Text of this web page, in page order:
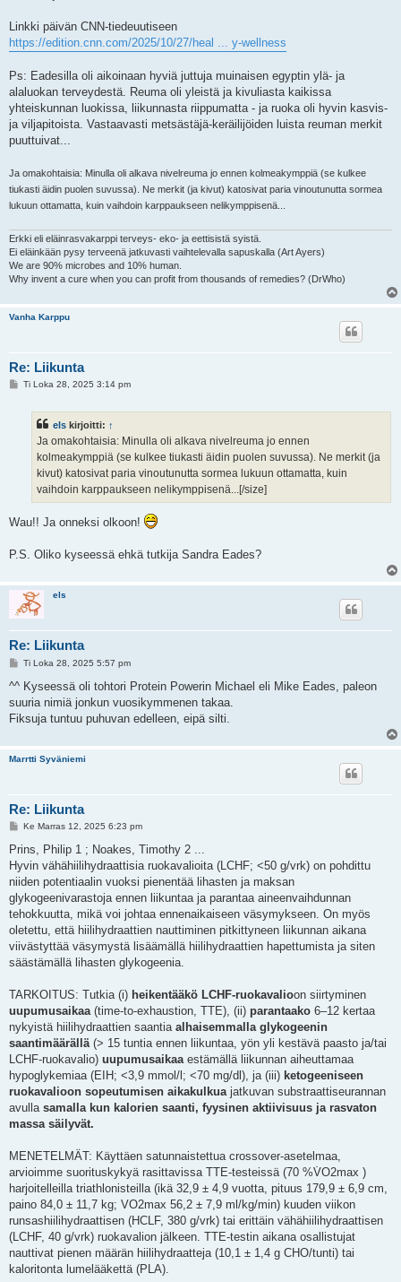
Linkki päivän CNN-tiedeuutiseen
https://edition.cnn.com/2025/10/27/heal ... y-wellness
Ps: Eadesilla oli aikoinaan hyviä juttuja muinaisen egyptin ylä- ja
alaluokan terveydestä. Reuma oli yleistä ja kivuliasta kaikissa
yhteiskunnan luokissa, liikunnasta riippumatta - ja ruoka oli hyvin kasvis-
ja viljapitoista. Vastaavasti metsästäjä-keräilijöiden luista reuman merkit
puuttuivat...
Ja omakohtaisia: Minulla oli alkava nivelreuma jo ennen kolmeakymppiä (se kulkee
tiukasti äidin puolen suvussa). Ne merkit (ja kivut) katosivat paria vinoutunutta sormea
lukuun ottamatta, kuin vaihdoin karppaukseen nelikymppisenä...
Erkki eli eläinrasvakarppi terveys- eko- ja eettisistä syistä.
Ei eläinkään pysy terveenä jatkuvasti vaihtelevalla sapuskalla (Art Ayers)
We are 90% microbes and 10% human.
Why invent a cure when you can profit from thousands of remedies? (DrWho)
Vanha Karppu
Re: Liikunta
VTi Loka 28, 2025 3:14 pm
els kirjoitti: ↑
Ja omakohtaisia: Minulla oli alkava nivelreuma jo ennen
kolmeakymppiä (se kulkee tiukasti äidin puolen suvussa). Ne merkit (ja
kivut) katosivat paria vinoutunutta sormea lukuun ottamatta, kuin
vaihdoin karppaukseen nelikymppisenä...[/size]
Wau!! Ja onneksi olkoon!
P.S. Oliko kyseessä ehkä tutkija Sandra Eades?
els
Re: Liikunta
V
e
t
i
Ti Loka 28, 2025 5:57 pm
^^ Kyseessä oli tohtori Protein Powerin Michael eli Mike Eades, paleon
suuria nimiä jonkun vuosikymmenen takaa.
Fiksuja tuntuu puhuvan edelleen, eipä silti.
Marrtti Syväniemi
Re: Liikunta
V
e
t
i
Ke Marras 12, 2025 6:23 pm
Prins, Philip 1 ; Noakes, Timothy 2 ...
Hyvin vähähiilihydraattisia ruokavalioita (LCHF; <50 g/vrk) on pohdittu
niiden potentiaalin vuoksi pienentää lihasten ja maksan
glykogeenivarastoja ennen liikuntaa ja parantaa aineenvaihdunnan
tehokkuutta, mikä voi johtaa ennenaikaiseen väsymykseen. On myös
oletettu, että hiilihydraattien nauttiminen pitkittyneen liikunnan aikana
viivästyttää väsymystä lisäämällä hiilihydraattien hapettumista ja siten
säästämällä lihasten glykogeenia.
TARKOITUS: Tutkia (i) heikentääkö LCHF-ruokavalioon siirtyminen
uupumusaikaa(time-to-exhaustion, TTE), (ii) parantaako 6–12 kertaa
nykyistä hiilihydraattien saantia alhaisemmalla glykogeenin
saantimäärällä(> 15 tuntia ennen liikuntaa, yön yli kestävä paasto ja/tai
LCHF-ruokavalio) uupumusaikaaestämällä liikunnan aiheuttamaa
hypoglykemiaa (EIH; <3,9 mmol/l; <70 mg/dl), ja (iii) ketogeeniseen
ruokavalioon sopeutumisen aikakulkuajatkuvan substraattiseurannan
avulla samalla kun kalorien saanti, fyysinen aktiivisuus ja rasvaton
massa säilyvät.
MENETELMÄT: Käyttäen satunnaistettua crossover-asetelmaa,
arvioimme suorituskykyä rasittavissa TTE-testeissä (70 %V̇O2max )
harjoitelleilla triathlonisteilla (ikä 32,9 ± 4,9 vuotta, pituus 179,9 ± 6,9 cm,
paino 84,0 ± 11,7 kg; VO2max 56,2 ± 7,9 ml/kg/min) kuuden viikon
runsashiilihydraattisen (HCLF, 380 g/vrk) tai erittäin vähähiilihydraattisen
(LCHF, 40 g/vrk) ruokavalion jälkeen. TTE-testin aikana osallistujat
nauttivat pienen määrän hiilihydraatteja (10,1 ± 1,4 g CHO/tunti) tai
kaloritonta lumelääkettä (PLA).